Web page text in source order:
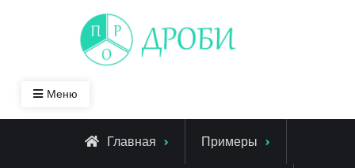
Меню
Главная Примеры